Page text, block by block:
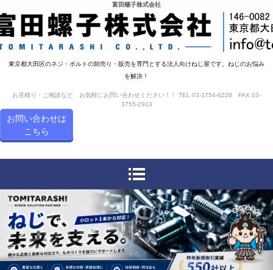
富田螺子株式会社
東京都大田区のネジ・ボルトの卸売り・販売を専門とする法人向けねじ屋です。ねじのお悩み
を解決！
お見積り・ご相談など お気軽にお問い合わせください！！ TEL 03-3754-6228 FAX 03-
3755-2913
お問い合わせは
こちら